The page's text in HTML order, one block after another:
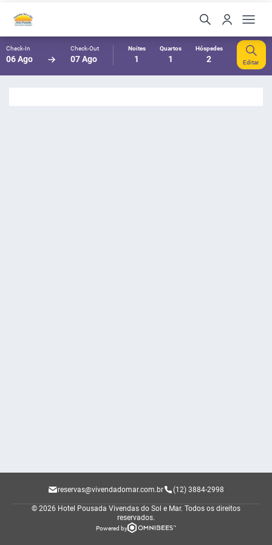
Check-In
06 Ago
Check-Out
07 Ago
Noites
1
Quartos
1
Hóspedes
2 Editar
reservas@vivendadomar.com.br (12) 3884-2998
© 2026 Hotel Pousada Vivendas do Sol e Mar. Todos os direitos
reservados.
Powered by